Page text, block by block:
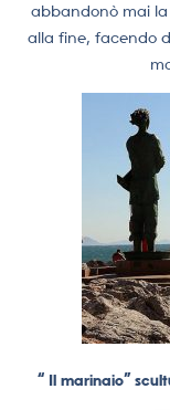
abbandonò mai
alla fine, facendo
“ Il marinaio”